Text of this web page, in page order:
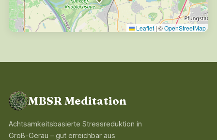
Leaflet | ©OpenStreetMap
MBSR Meditation
Achtsamkeitsbasierte Stressreduktion in
Groß-Gerau – gut erreichbar aus